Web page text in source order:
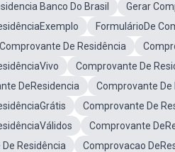
Banco Do Brasil
Gerar
FormulárioDe
De Residência
Comprovante De
DeResidencia
Comprovante De
Comprovante De
Comprovante
Residência
Comprovacao